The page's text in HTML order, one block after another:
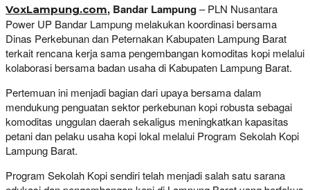
VoxLampung.com, Bandar Lampung– PLN Nusantara
Power UP Bandar Lampung melakukan koordinasi bersama
Dinas Perkebunan dan Peternakan Kabupaten Lampung Barat
terkait rencana kerja sama pengembangan komoditas kopi melalui
kolaborasi bersama badan usaha di Kabupaten Lampung Barat.
Pertemuan ini menjadi bagian dari upaya bersama dalam
mendukung penguatan sektor perkebunan kopi robusta sebagai
komoditas unggulan daerah sekaligus meningkatkan kapasitas
petani dan pelaku usaha kopi lokal melalui Program Sekolah Kopi
Lampung Barat.
Program Sekolah Kopi sendiri telah menjadi salah satu sarana